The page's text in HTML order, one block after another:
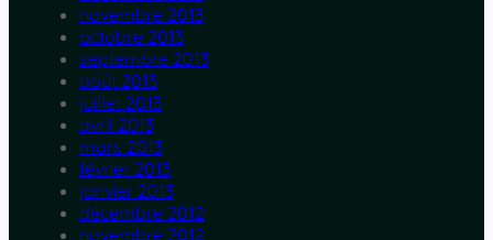
novembre 2013
octobre 2013
septembre 2013
août 2013
juillet 2013
avril 2013
mars 2013
février 2013
janvier 2013
décembre 2012
novembre 2012